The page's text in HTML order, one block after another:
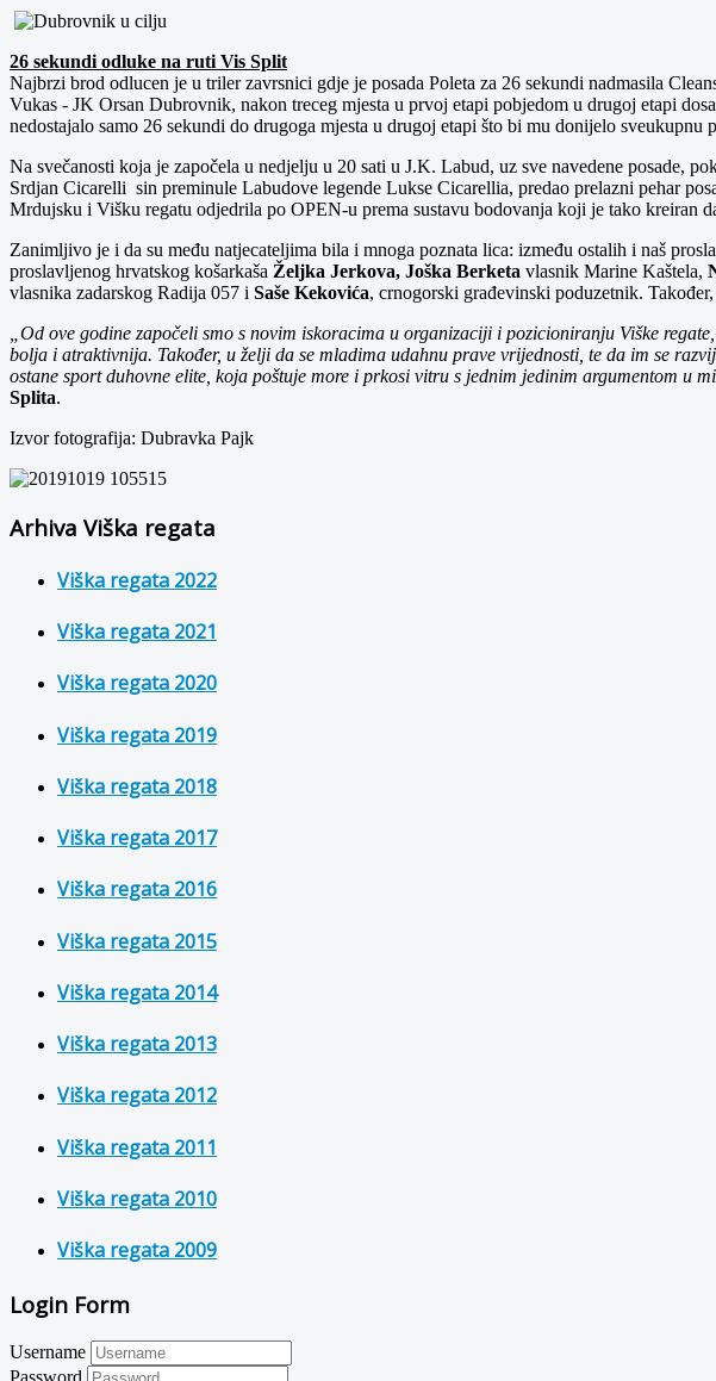
26 sekundi odluke na ruti Vis Split
Najbrzi brod odlucen je u triler zavrsnici gdje je posada Poleta za 26 sekundi nadmasila
Vukas - JK Orsan Dubrovnik, nakon treceg mjesta u prvoj etapi pobjedom u drugoj etapi
nedostajalo samo 26 sekundi do drugoga mjesta u drugoj etapi što bi mu donijelo sveukupnu
Na svečanosti koja je započela u nedjelju u 20 sati u J.K. Labud, uz sve navedene posade,
Srdjan Cicarelli sin preminule Labudove legende Lukse Cicarellia, predao prelazni pehar
Mrdujsku i Višku regatu odjedrila po OPEN-u prema sustavu bodovanja koji je tako kreiran
Zanimljivo je i da su među natjecateljima bila i mnoga poznata lica: između ostalih i naš
proslavljenog hrvatskog košarkaša Željka Jerkova, Joška Berketa vlasnik Marine Kaštela,
vlasnika zadarskog Radija 057 i Saše Kekovića, crnogorski građevinski poduzetnik.
„Od ove godine započeli smo s novim iskoracima u organizaciji i pozicioniranju Viške
bolja i atraktivnija. Također, u želji da se mladima udahnu prave vrijednosti, te da im se
ostane sport duhovne elite, koja poštuje more i prkosi vitru s jednim jedinim argumentom u
Splita.
Izvor fotografija: Dubravka Pajk
Arhiva Viška regata
Viška regata 2022
Viška regata 2021
Viška regata 2020
Viška regata 2019
Viška regata 2018
Viška regata 2017
Viška regata 2016
Viška regata 2015
Viška regata 2014
Viška regata 2013
Viška regata 2012
Viška regata 2011
Viška regata 2010
Viška regata 2009
Login Form
Username